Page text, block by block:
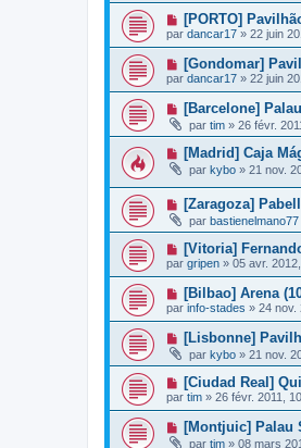
[PORTO]
par dancar17 » 22 juin
[Gondomar]
par dancar17 » 22 juin
[Barcelone]
par tim » 26 févr.
[Madrid] Caja
par kybo » 21 nov.
[Zaragoza]
par bastienelmano77
[Vitoria]
par gripen » 05 avr.
[Bilbao] Arena
par info-stades » 24 nov.
[Lisbonne]
par kybo » 21 nov.
[Ciudad Real]
par tim » 26 févr. 2011,
[Montjuic] Palau
par tim » 08 mars